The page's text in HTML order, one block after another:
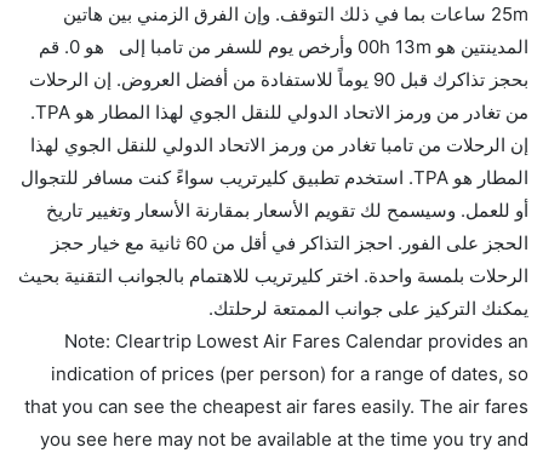
25m ساعات بما في ذلك التوقف. وإن الفرق الزمني بين هاتين
المدينتين هو 00h 13m وأرخص يوم للسفر من تامبا إلى هو 0. قم
بحجز تذاكرك قبل 90 يوماً للاستفادة من أفضل العروض. إن الرحلات
من تغادر من ورمز الاتحاد الدولي للنقل الجوي لهذا المطار هو TPA.
إن الرحلات من تامبا تغادر من ورمز الاتحاد الدولي للنقل الجوي لهذا
المطار هو TPA. استخدم تطبيق كليرتريب سواءً كنت مسافر للتجوال
أو للعمل. وسيسمح لك تقويم الأسعار بمقارنة الأسعار وتغيير تاريخ
الحجز على الفور. احجز التذاكر في أقل من 60 ثانية مع خيار حجز
الرحلات بلمسة واحدة. اختر كليرتريب للاهتمام بالجوانب التقنية بحيث
يمكنك التركيز على جوانب الممتعة لرحلتك.
Note: Cleartrip Lowest Air Fares Calendar provides an
indication of prices (per person) for a range of dates, so
that you can see the cheapest air fares easily. The air fares
you see here may not be available at the time you try and